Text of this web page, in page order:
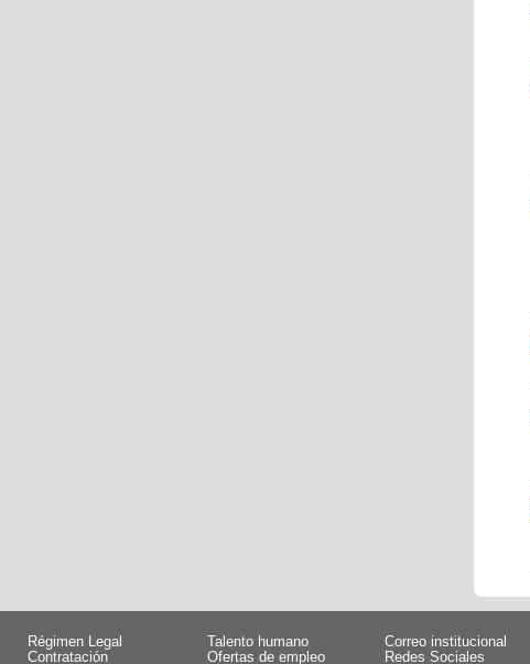
Régimen Legal
Talento humano
Contratación
Ofertas de empleo
Correo institucional
Redes Sociales